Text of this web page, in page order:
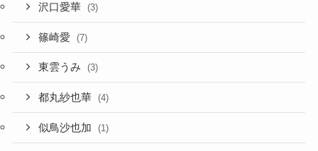
沢口愛華 (3)
篠崎愛 (7)
東雲うみ (3)
都丸紗也華 (4)
似鳥沙也加 (1)